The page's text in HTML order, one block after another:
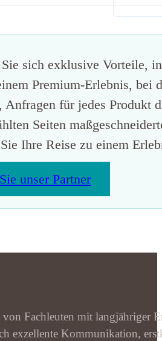
sich exklusive Vorteile,
Premium-Erlebnis, bei
Anfragen für jedes Produkt
Seiten
Ihre Reise zu einem
unser Partner
Fachleuten mit langjähriger
exzellente Kommunikation,